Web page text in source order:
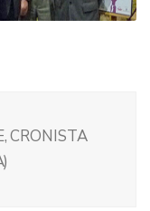
CRONISTA